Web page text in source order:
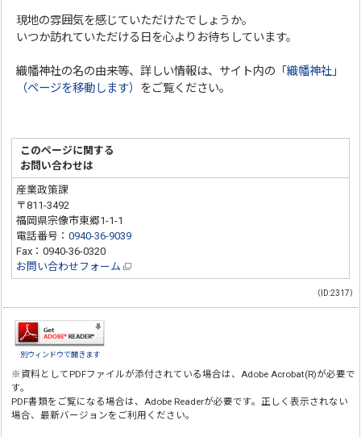
現地の雰囲気を感じていただけたでしょうか。
いつか訪れていただける日を心よりお待ちしています。
織幡神社の名の由来等、詳しい情報は、サイト内の 「織幡神社」
（ページを移動します） をご覧ください。
このページに関する
お問い合わせは
産業政策課
〒811-3492
福岡県宗像市東郷1-1-1
電話番号：0940-36-9039
Fax：0940-36-0320
お問い合わせフォーム
（ID:2317）
別ウィンドウで開きます
※資料としてPDFファイルが添付されている場合は、 Adobe Acrobat(R)が必要で
す。
PDF書類をご覧になる場合は、 Adobe Readerが必要です。正しく表示されない
場合、最新バージョンをご利用ください。